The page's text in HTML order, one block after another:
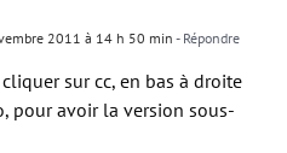
2011 à 14 h 50 min- Répondre
sur cc, en bas à droite
pour avoir la version sous-